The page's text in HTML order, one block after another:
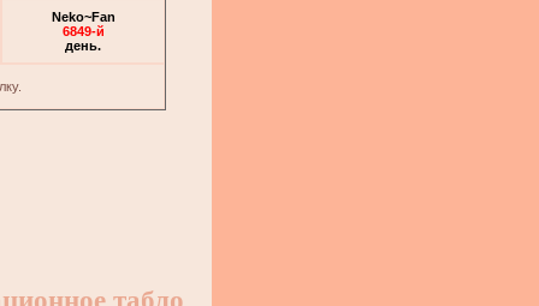
Neko~Fan
6849-й
день.